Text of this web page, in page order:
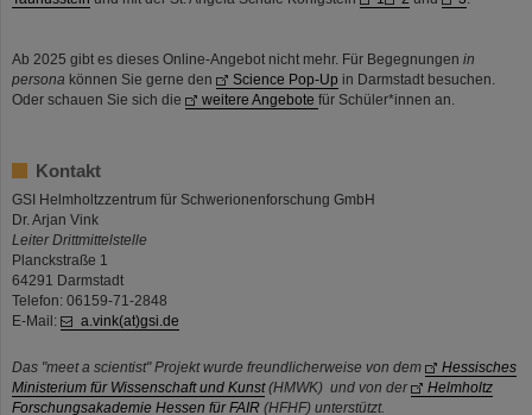
Ab 2025 gibt es dieses Online-Angebot nicht mehr. Für Begegnungen in
persona können Sie gerne den Science Pop-Up in Darmstadt besuchen.
Oder schauen Sie sich die
weitere Angebote für Schüler*innen an.
Kontakt
GSI Helmholtzzentrum für Schwerionenforschung GmbH
Dr. Arjan Vink
Leiter Drittmittelstelle
Planckstraße 1
64291 Darmstadt
Telefon: 06159-71-2848
E-Mail:
a.vink(at)gsi.de
Das "meet a scientist" Projekt wurde freundlicherweise von dem
Hessisches
Ministerium für Wissenschaft und Kunst(HMWK) und von der
Helmholtz
Forschungsakademie Hessen für FAIR (HFHF) unterstützt.